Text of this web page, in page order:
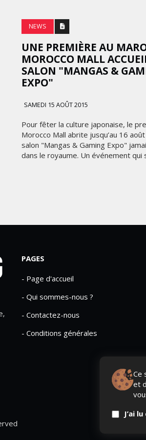
NEWS
UNE PREMIÈRE AU
MOROCCO MALL
SALON "MANGAS &
EXPO"
SAMEDI 15 AOÛT 2015
Pour fêter la culture japonaise, le
Morocco Mall abrite jusqu’au 16
salon "Mangas & Gaming Expo"
dans le royaume. Un événement qui
Ce
et
J’ai
PAGES
- Page d'accueil
- Qui sommes-nous ?
- Contactez-nous
- Conditions générales